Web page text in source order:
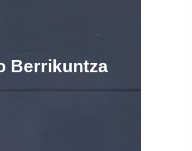
Berrikuntza